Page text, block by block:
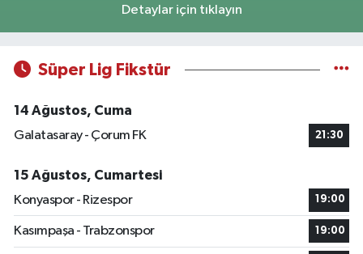
Detaylar için tıklayın
Süper Lig Fikstür
14 Ağustos, Cuma
Galatasaray - Çorum FK
21:30
15 Ağustos, Cumartesi
Konyaspor - Rizespor
19:00
Kasımpaşa - Trabzonspor 19:00